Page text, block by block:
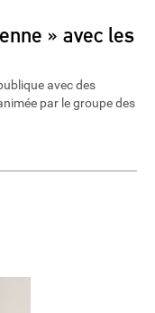
» avec les
avec des
par le groupe des